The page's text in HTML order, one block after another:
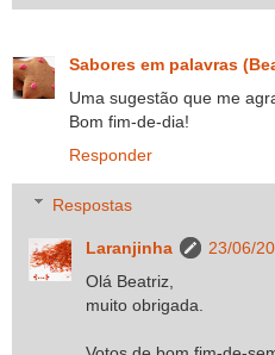
Sabores em palavras
Uma sugestão que me
Bom fim-de-dia!
Responder
Respostas
Laranjinha
23/06/
Olá Beatriz,
muito obrigada.